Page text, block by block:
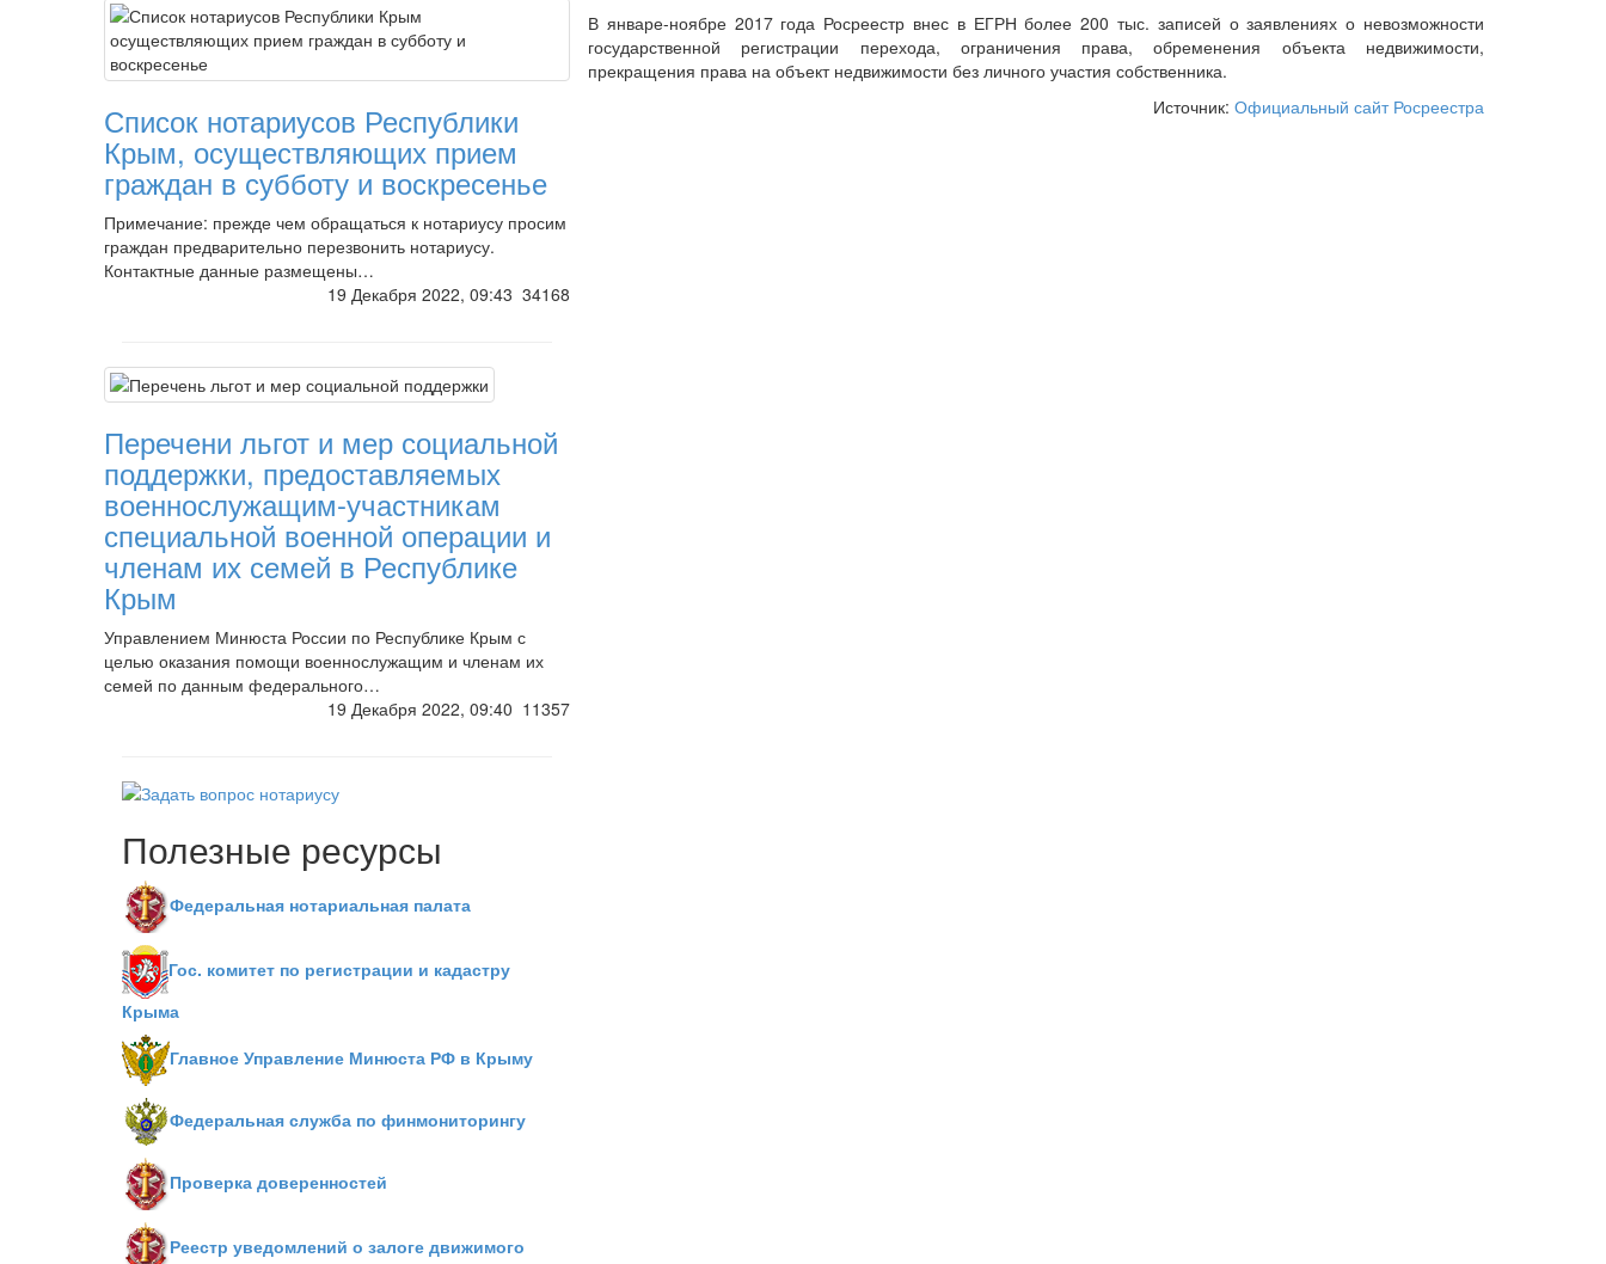
В январе-ноябре 2017 года Росреестр внес в ЕГРН более 200 тыс. записей о заявлениях о невозможности
государственной регистрации перехода, ограничения права, обременения объекта недвижимости,
прекращения права на объект недвижимости без личного участия собственника.
Источник: Официальный сайт Росреестра
Список нотариусов Республики
Крым, осуществляющих прием
граждан в субботу и воскресенье
Примечание: прежде чем обращаться к нотариусу просим
граждан предварительно перезвонить нотариусу.
Контактные данные размещены…
19 Декабря 2022, 09:43 34168
Перечени льгот и мер социальной
поддержки, предоставляемых
военнослужащим-участникам
специальной военной операции и
членам их семей в Республике
Крым
Управлением Минюста России по Республике Крым с
целью оказания помощи военнослужащим и членам их
семей по данным федерального…
19 Декабря 2022, 09:40 11357
Полезные ресурсы
Федеральная нотариальная палата
Гос. комитет по регистрации и кадастру
Крыма
Главное Управление Минюста РФ в Крыму
Федеральная служба по финмониторингу
Проверка доверенностей
Реестр уведомлений о залоге движимого